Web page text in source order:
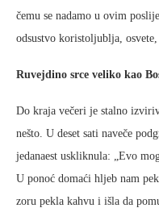
čemu se nadamo u ovim
odsustvo koristoljublja,
Ruvejdino srce veliko kao
Do kraja večeri je stalno
nešto. U deset sati naveče
jedanaest uskliknula: „Evo
U ponoć domaći hljeb nam
zoru pekla kahvu i išla da